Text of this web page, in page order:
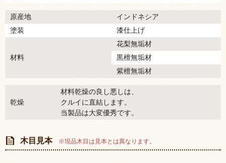
原産地
インドネシア
塗装
漆仕上げ
材料
花梨無垢材
黒檀無垢材
紫檀無垢材
乾燥
材料乾燥の良し悪しは、
クルイに直結します。
当製品は大変優秀です。
木目見本 ※現品木目は見本とは異なります。